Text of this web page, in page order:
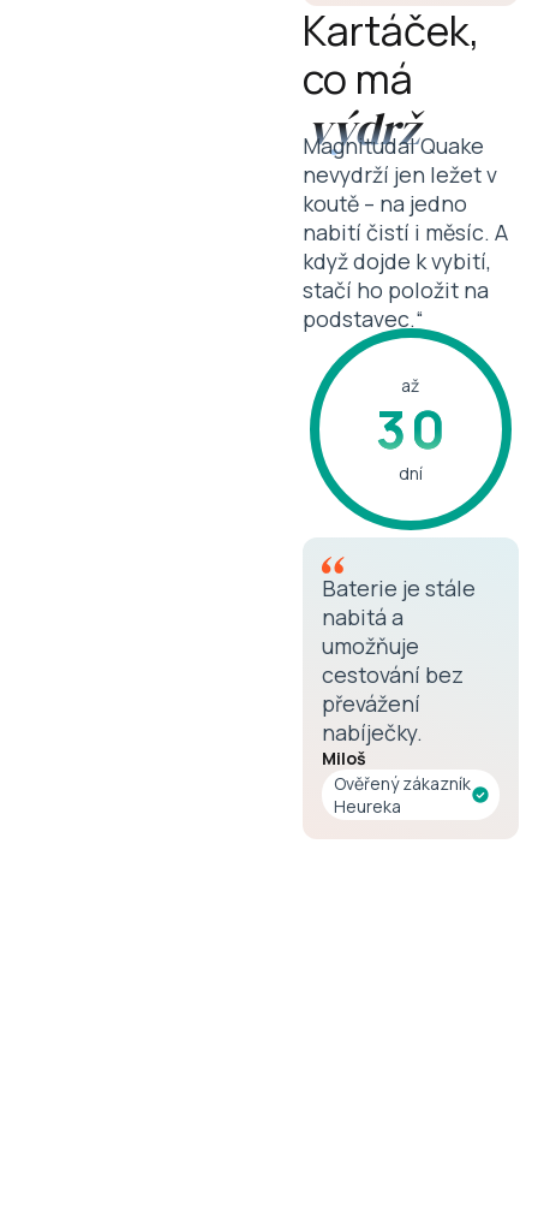
Kartáček,
co má
výdrž
Magnitudal Quake
nevydrží jen ležet v
koutě – na jedno
nabití čistí i měsíc. A
když dojde k vybití,
stačí ho položit na
podstavec.“
až
0
1
2
3
4
5
6
7
8
9
0
1
2
3
4
5
6
dní
Baterie je stále
nabitá a
umožňuje
cestování bez
převážení
nabíječky.
Miloš
Ověřený zákazník
Heureka